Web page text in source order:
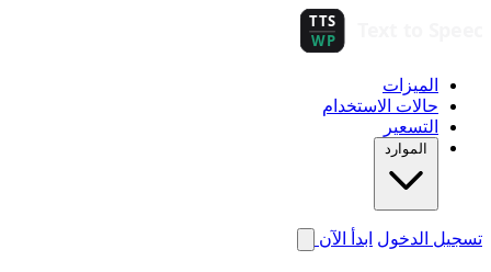
الميزات
حالات الاستخدام
التسعير
الموارد
تسجيل الدخول ابدأ الآن